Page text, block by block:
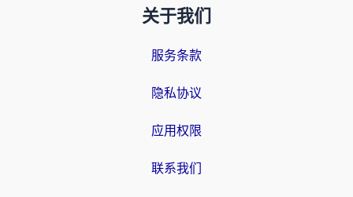
关于我们
服务条款
隐私协议
应用权限
联系我们